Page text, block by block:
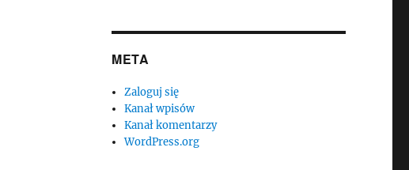
META
Zaloguj się
Kanał wpisów
Kanał komentarzy
WordPress.org